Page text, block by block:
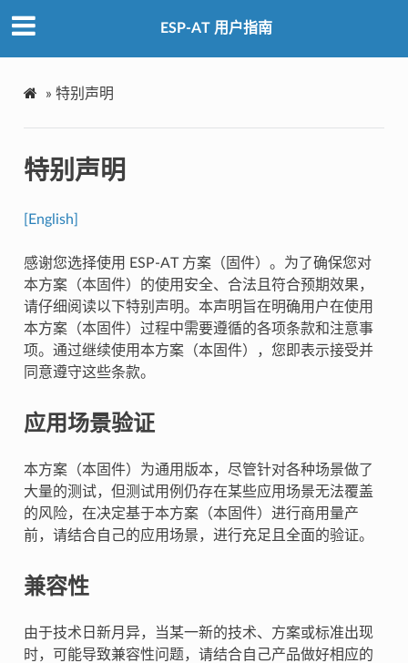
ESP-AT 用户指南
» 特别声明
特别声明
[English]
感谢您选择使用 ESP-AT 方案（固件）。为了确保您对
本方案（本固件）的使用安全、合法且符合预期效果，
请仔细阅读以下特别声明。本声明旨在明确用户在使用
本方案（本固件）过程中需要遵循的各项条款和注意事
项。通过继续使用本方案（本固件），您即表示接受并
同意遵守这些条款。
应用场景验证
本方案（本固件）为通用版本，尽管针对各种场景做了
大量的测试，但测试用例仍存在某些应用场景无法覆盖
的风险，在决定基于本方案（本固件）进行商用量产
前，请结合自己的应用场景，进行充足且全面的验证。
兼容性
由于技术日新月异，当某一新的技术、方案或标准出现
时，可能导致兼容性问题，请结合自己产品做好相应的